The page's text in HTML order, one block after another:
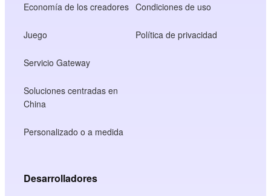
Economía de los creadores
Juego
Servicio Gateway
Soluciones centradas en
China
Personalizado o a medida
Condiciones de uso
Política de privacidad
Desarrolladores